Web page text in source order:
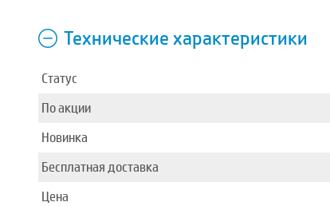
Технические характеристики
Статус
По акции
Новинка
Бесплатная доставка
Цена